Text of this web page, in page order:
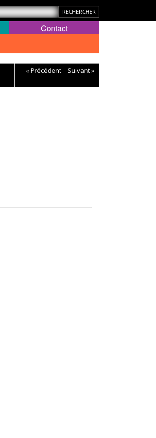
Contact
« Précédent Suivant »